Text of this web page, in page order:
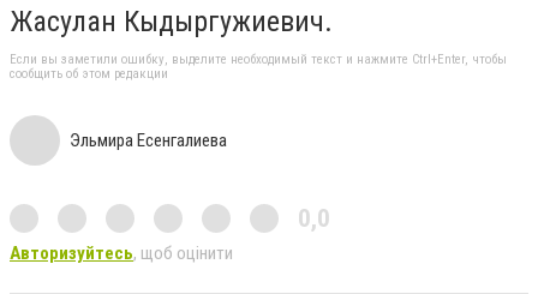
Жасулан Кыдыргужиевич.
Если вы заметили ошибку, выделите необходимый текст и нажмите Ctrl+Enter, чтобы
сообщить об этом редакции
Эльмира Есенгалиева
0,0
Авторизуйтесь, щоб оцінити